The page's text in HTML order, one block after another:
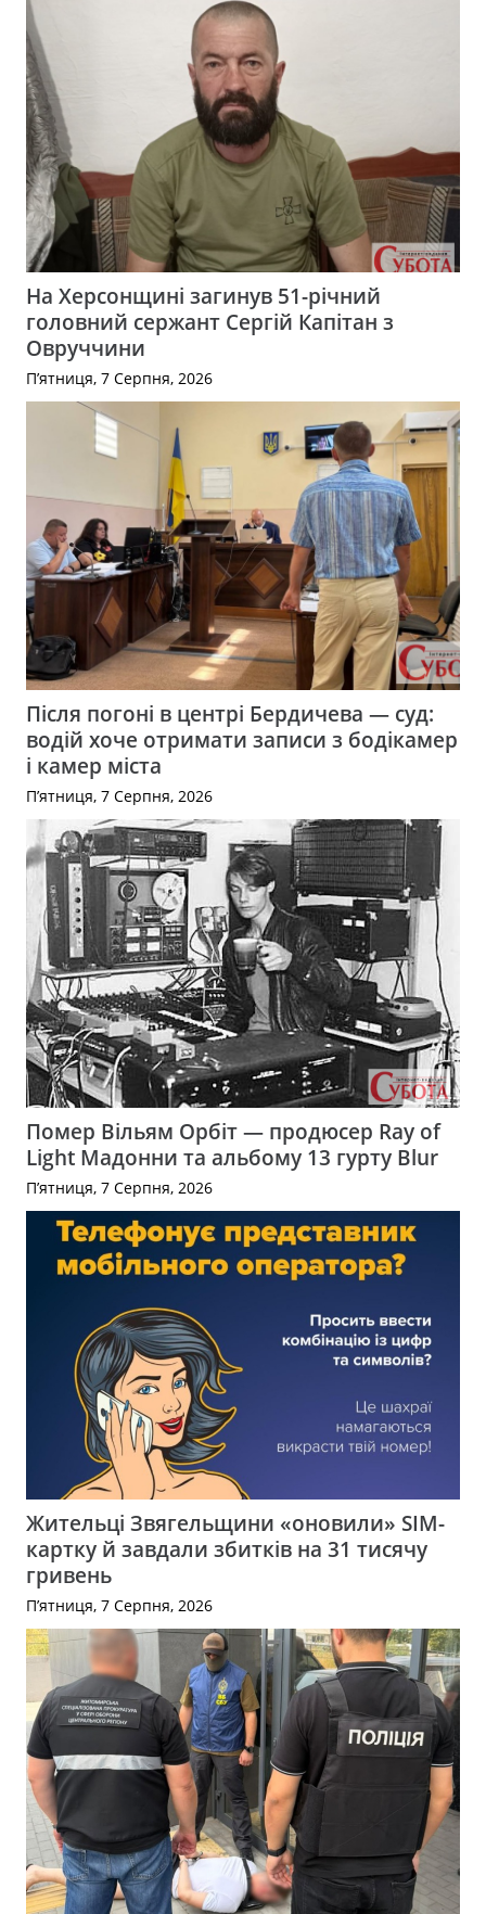
На Херсонщині загинув 51-річний
головний сержант Сергій Капітан з
Овруччини
П’ятниця, 7 Серпня, 2026
Після погоні в центрі Бердичева — суд:
водій хоче отримати записи з бодікамер
і камер міста
П’ятниця, 7 Серпня, 2026
Помер Вільям Орбіт — продюсер Ray of
Light Мадонни та альбому 13 гурту Blur
П’ятниця, 7 Серпня, 2026
Жительці Звягельщини «оновили» SIM-
картку й завдали збитків на 31 тисячу
гривень
П’ятниця, 7 Серпня, 2026